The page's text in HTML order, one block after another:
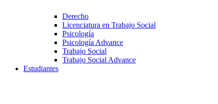
Derecho
Licenciatura en Trabajo Social
Psicología
Psicología Advance
Trabajo Social
Trabajo Social Advance
Estudiantes